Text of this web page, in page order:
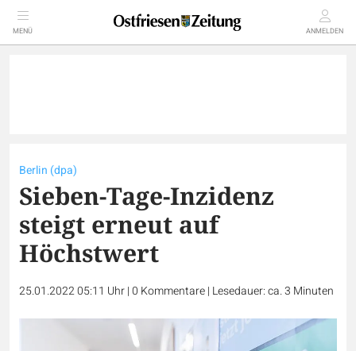
MENÜ ANMELDEN
Berlin (dpa)
Sieben-Tage-Inzidenz
steigt erneut auf
Höchstwert
25.01.2022 05:11 Uhr|0 Kommentare| Lesedauer: ca. 3 Minuten